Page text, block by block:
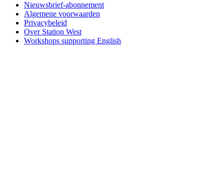
Nieuwsbrief-abonnement
Algemene voorwaarden
Privacybeleid
Over Station West
Workshops supporting English